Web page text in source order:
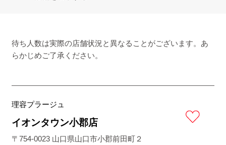
待ち人数は実際の店舗状況と異なることがございます。あ
らかじめご了承ください。
理容プラージュ
イオンタウン小郡店
〒754-0023 山口県山口市小郡前田町２